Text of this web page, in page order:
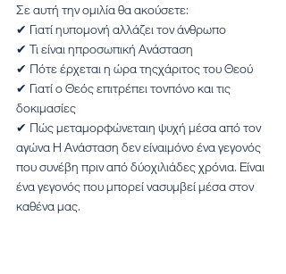
Σε αυτή την ομιλία θα ακούσετε:
✔ Γιατί ηυπομονή αλλάζει τον άνθρωπο
✔ Τι είναι ηπροσωπική Ανάσταση
✔ Πότε έρχεται η ώρα τηςχάριτος του Θεού
✔ Γιατί ο Θεός επιτρέπει τονπόνο και τις
δοκιμασίες
✔ Πώς μεταμορφώνεταιη ψυχή μέσα από τον
αγώνα Η Ανάσταση δεν είναιμόνο ένα γεγονός
που συνέβη πριν από δύοχιλιάδες χρόνια. Είναι
ένα γεγονός που μπορεί νασυμβεί μέσα στον
καθένα μας.